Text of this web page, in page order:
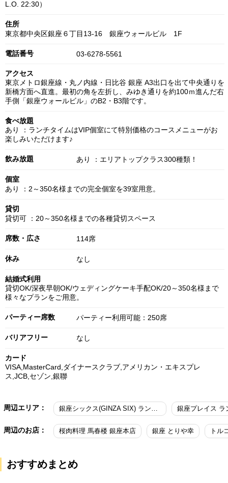
L.O. 22:30）
住所
東京都中央区銀座６丁目13-16 銀座ウォールビル 1F
電話番号 03-6278-5561
アクセス
東京メトロ銀座線・丸ノ内線・日比谷 銀座 A3出口を出て中央通りを
新橋方面へ直進。最初の角を左折し、みゆき通りを約100ｍ進んだ右
手側「銀座ウォールビル」のB2・B3階です。
食べ放題
あり ：ランチタイムはVIP個室にて特別価格のコースメニューがお
楽しみいただけます♪
飲み放題 あり ：エリアトップクラス300種類！
個室
あり ：2～350名様までの完全個室を39室用意。
貸切
貸切可 ：20～350名様までの各種貸切スペース
席数・広さ 114席
休み なし
結婚式利用
貸切OK/深夜早朝OK/ウェディングケーキ手配OK/20～350名様まで
様々なプランをご用意。
パーティー席数 パーティー利用可能：250席
バリアフリー なし
カード
VISA,MasterCard,ダイナースクラブ,アメリカン・エキスプレ
ス,JCB,セゾン,銀聯
周辺エリア： 銀座シックス(GINZA SIX) ランチ 女子会 銀座プレイス ラ
周辺のお店： 桜肉料理 馬春楼 銀座本店 銀座 とりや幸 トル
おすすめまとめ